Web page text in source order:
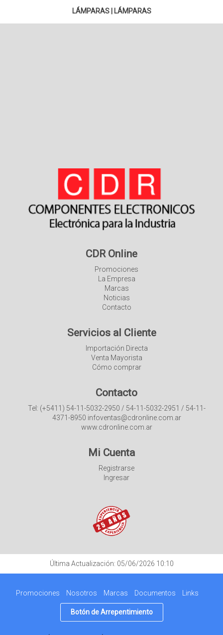
LÁMPARAS| LÁMPARAS
CDR Online
Promociones
La Empresa
Marcas
Noticias
Contacto
Servicios al Cliente
Importación Directa
Venta Mayorista
Cómo comprar
Contacto
Tel: (+5411) 54-11-5032-2950 / 54-11-5032-2951 / 54-11-
4371-8950 infoventas@cdronline.com.ar
www.cdronline.com.ar
Mi Cuenta
Registrarse
Ingresar
Última Actualización: 05/06/2026 10:10
Promociones Nosotros Marcas Documentos Links
Botón de Arrepentimiento